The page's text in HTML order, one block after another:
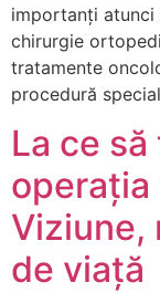
importanți atunci
chirurgie
tratamente
procedură
La ce
operația
Viziune,
de viață